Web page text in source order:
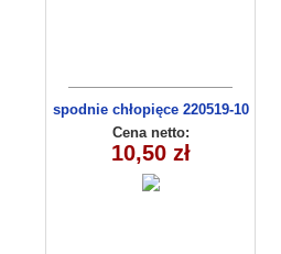
spodnie chłopięce 220519-10
(1-4)
Cena netto:
10,50 zł